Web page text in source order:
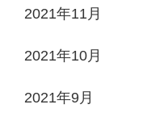
2021年11月
2021年10月
2021年9月